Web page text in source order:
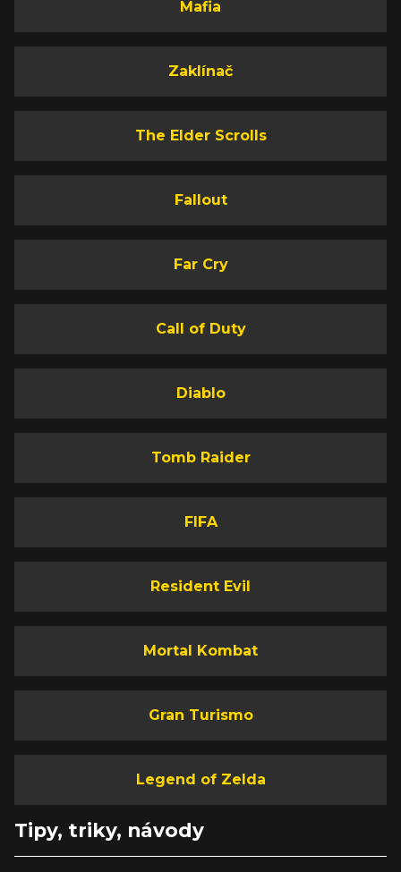
Mafia
Zaklínač
The Elder Scrolls
Fallout
Far Cry
Call of Duty
Diablo
Tomb Raider
FIFA
Resident Evil
Mortal Kombat
Gran Turismo
Legend of Zelda
Tipy, triky, návody